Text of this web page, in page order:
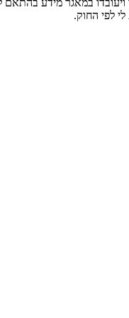
בהתאם להוראות חוק הגנת
לפי החוק.